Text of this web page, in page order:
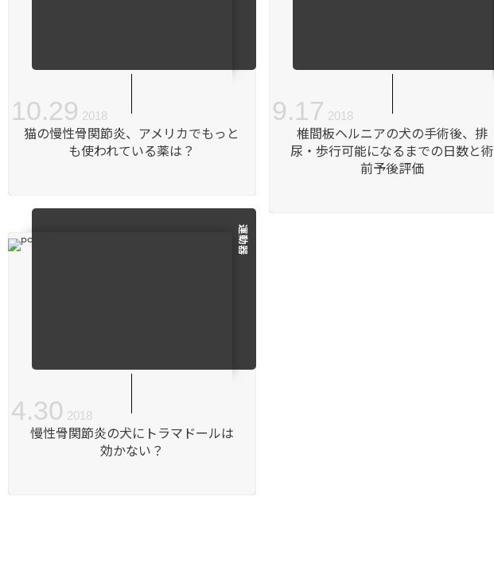
猫の慢性骨関節炎、アメリカでもっと
も使われている薬は？
10.29 2018
椎間板ヘルニアの犬の手術後、排
尿・歩行可能になるまでの日数と術
前予後評価
9.17 2018
運動器
慢性骨関節炎の犬にトラマドールは
効かない？
4.30 2018